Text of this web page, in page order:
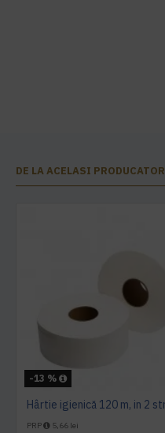
DE LA ACELASI PRODUCATOR
-13 %
PRP 5,66 lei